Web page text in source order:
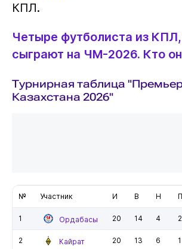
КПЛ.
Четыре футболиста из
сыграют на ЧМ-2026. Кто
Турнирная таблица
Казахстана 2026"
№ Участник И В Н П
1 Ордабасы 20 14 4 2
2 Кайрат 20 13 6 1